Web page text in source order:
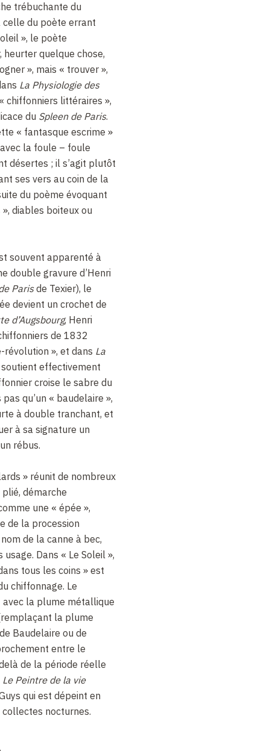
trébuchante du
du poète errant
», le poète
heurter quelque chose,
», mais « trouver »,
La Physiologie des
chiffonniers littéraires »,
du Spleen de Paris.
« fantasque escrime »
la foule – foule
désertes ; il s’agit plutôt
ses vers au coin de la
du poème évoquant
diables boiteux ou
souvent apparenté à
double gravure d’Henri
Parisde Texier), le
devient un crochet de
d’Augsbourg, Henri
de 1832
», et dans La
effectivement
croise le sabre du
qu’un « baudelaire »,
à double tranchant, et
à sa signature un
rébus.
» réunit de nombreux
démarche
une « épée »,
de la procession
de la canne à bec,
Dans « Le Soleil »,
tous les coins » est
chiffonnage. Le
la plume métallique
la plume
Baudelaire ou de
entre le
de la période réelle
Le Peintre de la vie
qui est dépeint en
nocturnes.